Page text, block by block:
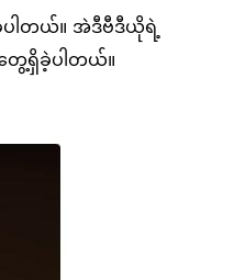
ပါတယ်။ အဲဒီဗီဒီယိုရဲ့
ေ့ရှိခဲ့ပါတယ်။